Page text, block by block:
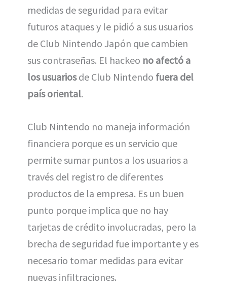
medidas de seguridad para evitar
futuros ataques y le pidió a sus usuarios
de Club Nintendo Japón que cambien
sus contraseñas. El hackeo no afectó a
los usuariosde Club Nintendo fuera del
país oriental.
Club Nintendo no maneja información
financiera porque es un servicio que
permite sumar puntos a los usuarios a
través del registro de diferentes
productos de la empresa. Es un buen
punto porque implica que no hay
tarjetas de crédito involucradas, pero la
brecha de seguridad fue importante y es
necesario tomar medidas para evitar
nuevas infiltraciones.